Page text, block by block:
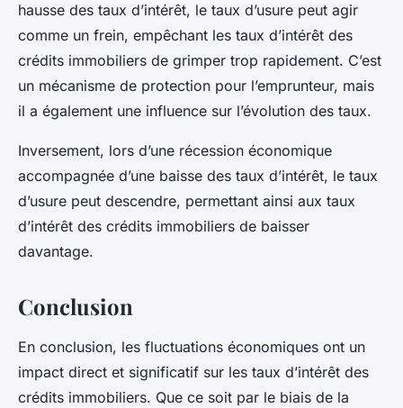
hausse des taux d’intérêt, le taux d’usure peut agir
comme un frein, empêchant les taux d’intérêt des
crédits immobiliers de grimper trop rapidement. C’est
un mécanisme de protection pour l’emprunteur, mais
il a également une influence sur l’évolution des taux.
Inversement, lors d’une récession économique
accompagnée d’une baisse des taux d’intérêt, le taux
d’usure peut descendre, permettant ainsi aux taux
d’intérêt des crédits immobiliers de baisser
davantage.
Conclusion
En conclusion, les fluctuations économiques ont un
impact direct et significatif sur les taux d’intérêt des
crédits immobiliers. Que ce soit par le biais de la